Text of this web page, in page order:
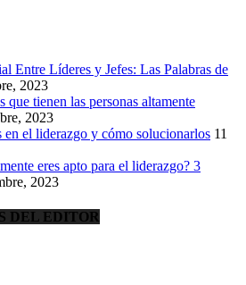
Entre Líderes y Jefes: Las Palabras de
2023
que tienen las personas altamente
2023
en el liderazgo y cómo solucionarlos 11
eres apto para el liderazgo? 3
2023
DEL EDITOR